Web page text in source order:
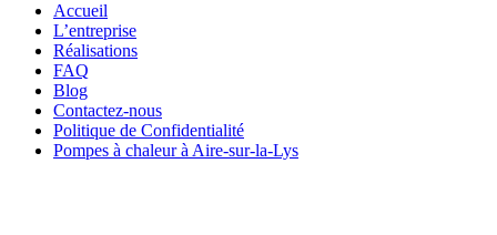
Accueil
L’entreprise
Réalisations
FAQ
Blog
Contactez-nous
Politique de Confidentialité
Pompes à chaleur à Aire-sur-la-Lys